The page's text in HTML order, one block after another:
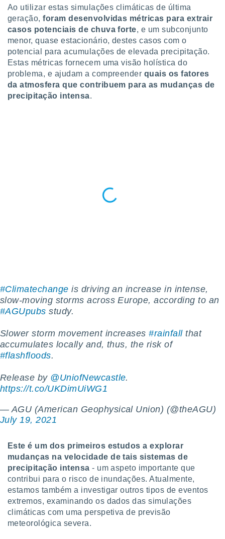
de
ou aceder
num
para
e melhorar
dados
através
estudos
de
1199
Ao utilizar estas simulações climáticas de última
geração,foram desenvolvidas métricas para extrair
casos potenciais de chuva forte, e um subconjunto
menor, quase estacionário, destes casos com o
potencial para acumulações de elevada precipitação.
Estas métricas fornecem uma visão holística do
problema, e ajudam a compreender quais os fatores
da atmosfera que contribuem para as mudanças de
precipitação intensa.
#Climatechange is driving an increase in intense,
slow-moving ️storms across Europe, according to an
#AGUpubs study.
Slower storm movement increases#rainfallthat
accumulates locally and, thus, the risk of
#flashfloods.
Release by @UniofNewcastle.
https://t.co/UKDimUiWG1
— AGU (American Geophysical Union) (@theAGU)
July 19, 2021
Este é um dos primeiros estudos a explorar
mudanças na velocidade de tais sistemas de
precipitação intensa - um aspeto importante que
contribui para o risco de inundações. Atualmente,
estamos também a investigar outros tipos de eventos
extremos, examinando os dados das simulações
climáticas com uma perspetiva de previsão
meteorológica severa.